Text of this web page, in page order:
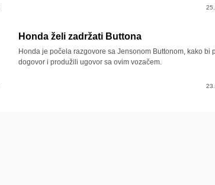
Honda želi zadržati Buttona
Honda je počela razgovore sa Jensonom Buttonom, kako bi
dogovor i produžili ugovor sa ovim vozačem.